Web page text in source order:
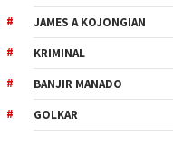
JAMES A KOJONGIAN
KRIMINAL
BANJIR MANADO
GOLKAR